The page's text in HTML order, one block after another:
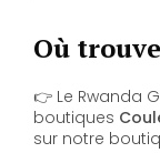
Où
👉 Le Rwanda
boutiques
sur notre